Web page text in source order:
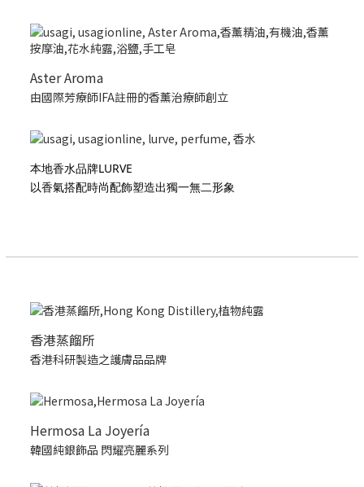
Aster Aroma
由國際芳療師IFA註冊的香薰治療師創立
本地香水品牌LURVE
以香氣搭配時尚配飾塑造出獨一無二形象
香港蒸餾所
香港科研製造之護膚品品牌
Hermosa La Joyería
韓國純銀飾品 閃耀亮麗系列